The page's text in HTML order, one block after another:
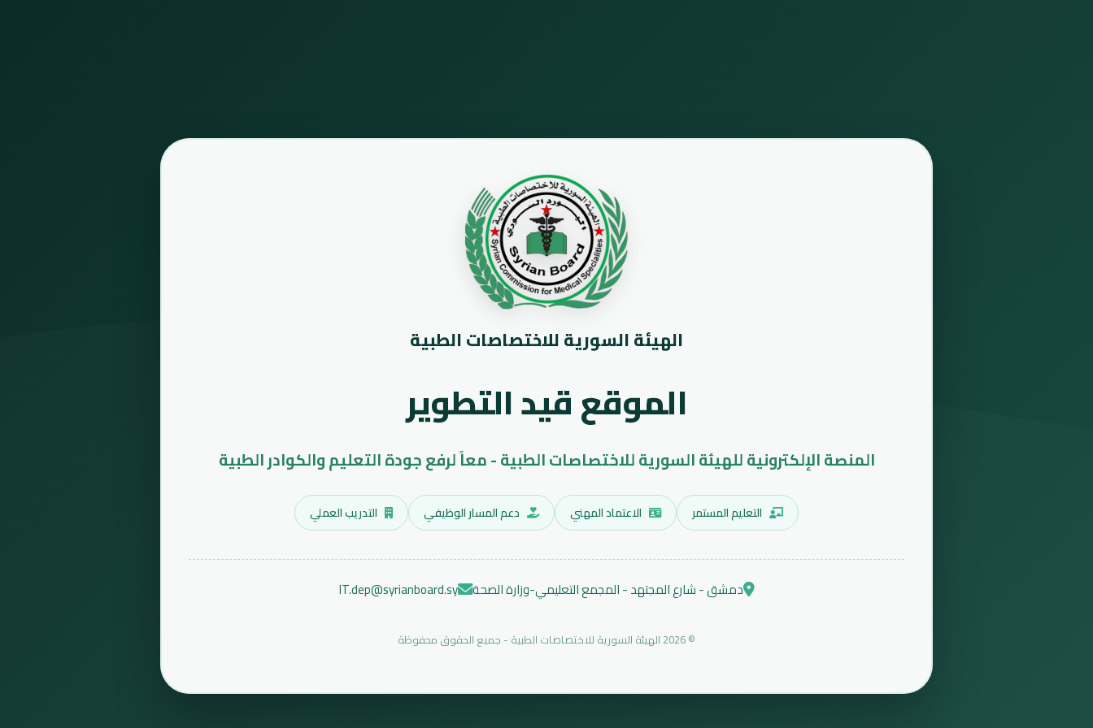
الهيئة السورية للاختصاصات الطبية
الموقع قيد التطوير
المنصة الإلكترونية للهيئة السورية للاختصاصات الطبية - معاً لرفع جودة التعليم والكوادر الطبية
التعليم المستمر الاعتماد المهني دعم المسار الوظيفي التدريب العملي
دمشق - شارع المجتهد - المجمع التعليمي-وزارة الصحة IT.dep@syrianboard.sy
© 2026 الهيئة السورية للاختصاصات الطبية - جميع الحقوق محفوظة